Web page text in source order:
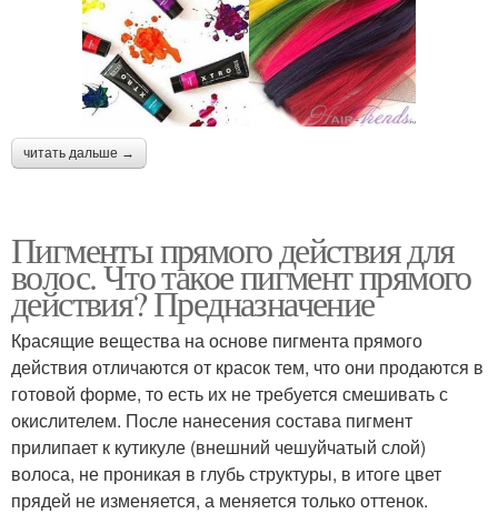
читать дальше →
Пигменты прямого действия для
волос. Что такое пигмент прямого
действия? Предназначение
Красящие вещества на основе пигмента прямого
действия отличаются от красок тем, что они продаются в
готовой форме, то есть их не требуется смешивать с
окислителем. После нанесения состава пигмент
прилипает к кутикуле (внешний чешуйчатый слой)
волоса, не проникая в глубь структуры, в итоге цвет
прядей не изменяется, а меняется только оттенок.